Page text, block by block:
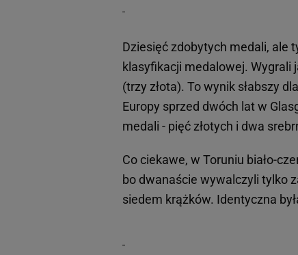
Dziesięć zdobytych medali, ale
klasyfikacji medalowej. Wygrali
(trzy złota). To wynik słabszy
Europy sprzed dwóch lat w
medali - pięć złotych i dwa
Co ciekawe, w Toruniu biało-
bo dwanaście wywalczyli tylko
siedem krążków. Identyczna